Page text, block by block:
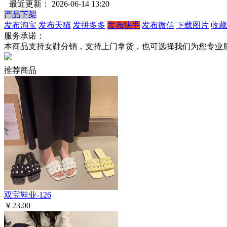
最近更新： 2026-06-14 13:20
产品下架
发布淘宝 发布天猫 发拼多多 发布快手 发布微信 下载图片 收
服务承诺：
本商品支持女鞋分销，支持上门拿货，也可选择我们为您专业
推荐商品
双宝鞋业-126
￥23.00